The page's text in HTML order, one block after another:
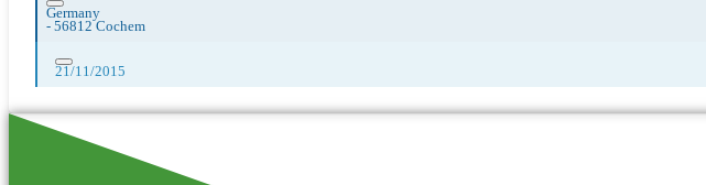
Germany
- 56812 Cochem
21/11/2015